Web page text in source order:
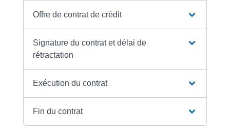
Offre de contrat de crédit
Signature du contrat et délai de
rétractation
Exécution du contrat
Fin du contrat